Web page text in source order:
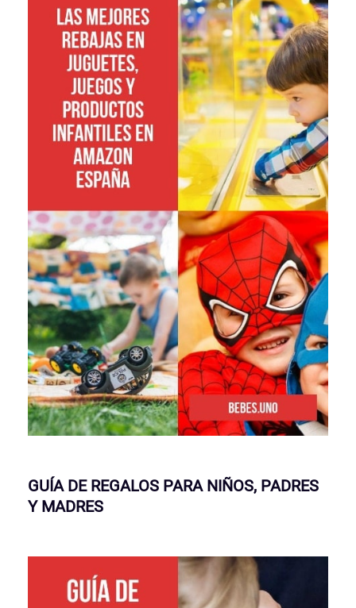
GUÍA DE REGALOS PARA NIÑOS, PADRES
Y MADRES